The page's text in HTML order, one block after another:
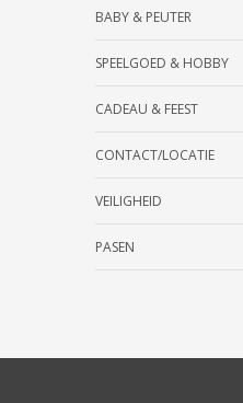
BABY & PEUTER
SPEELGOED & HOBBY
CADEAU & FEEST
CONTACT/LOCATIE
VEILIGHEID
PASEN